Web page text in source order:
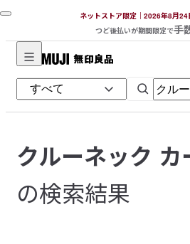
ネットストア限定｜2026年8月
つど後払いが期間限定で手
無
印
良
ネ
ッ
ト
ス
クルーネック カ
の検索結果